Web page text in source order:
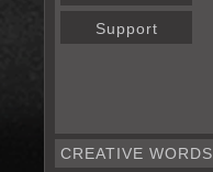
Support
CREATIVE WORDS